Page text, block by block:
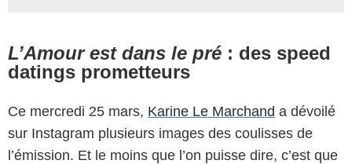
L’Amour est dans le pré : des speed
datings prometteurs
Ce mercredi 25 mars, Karine Le Marchand a dévoilé
sur Instagram plusieurs images des coulisses de
l’émission. Et le moins que l’on puisse dire, c’est que